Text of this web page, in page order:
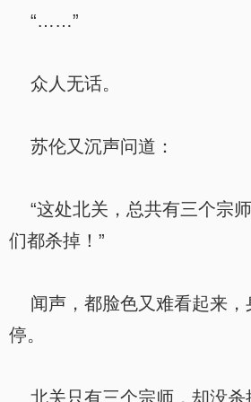
“……”
众人无话。
苏伦又沉声问道：
“这处北关，总共有三个宗
们都杀掉！”
闻声，都脸色又难看起来，
停。
北关只有三个宗师，却没杀